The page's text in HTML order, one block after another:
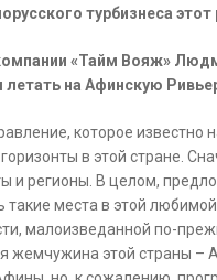
турбизнеса этот
«Тайм Вояж»
на Афинскую
которое
в этой стране.
и регионы. В целом,
такие места в этой
малоизведанной по-
жемчужина этой страны –